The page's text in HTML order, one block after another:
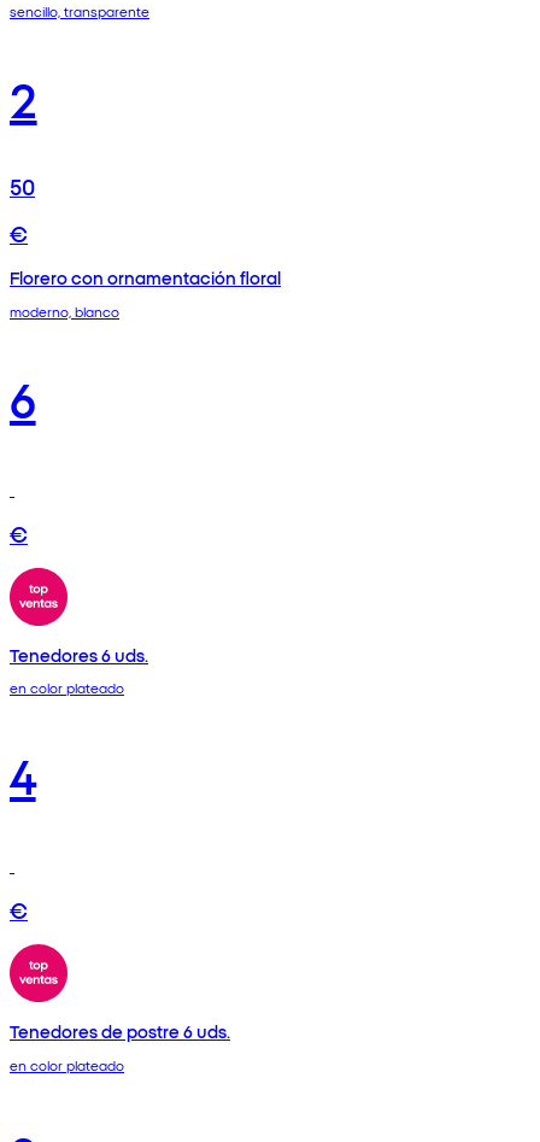
sencillo, transparente
2
50
€
Florero con ornamentación floral
moderno, blanco
6
€
Tenedores 6 uds.
en color plateado
4
€
Tenedores de postre 6 uds.
en color plateado